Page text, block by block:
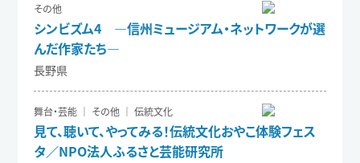
その他
シンビズム4 ―信州ミュージアム・ネットワークが選
んだ作家たち―
長野県
舞台・芸能 ｜ その他 ｜ 伝統文化
見て、聴いて、やってみる！伝統文化おやこ体験フェス
タ／NPO法人ふるさと芸能研究所